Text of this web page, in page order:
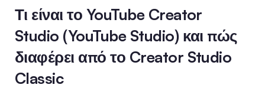
Τι είναι το YouTube Creator
Studio (YouTube Studio) και πώς
διαφέρει από το Creator Studio
Classic